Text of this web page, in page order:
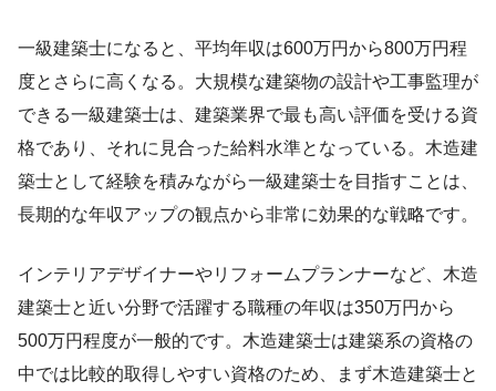
一級建築士になると、平均年収は600万円から800万円程
度とさらに高くなる。大規模な建築物の設計や工事監理が
できる一級建築士は、建築業界で最も高い評価を受ける資
格であり、それに見合った給料水準となっている。木造建
築士として経験を積みながら一級建築士を目指すことは、
長期的な年収アップの観点から非常に効果的な戦略です。
インテリアデザイナーやリフォームプランナーなど、木造
建築士と近い分野で活躍する職種の年収は350万円から
500万円程度が一般的です。木造建築士は建築系の資格の
中では比較的取得しやすい資格のため、まず木造建築士と